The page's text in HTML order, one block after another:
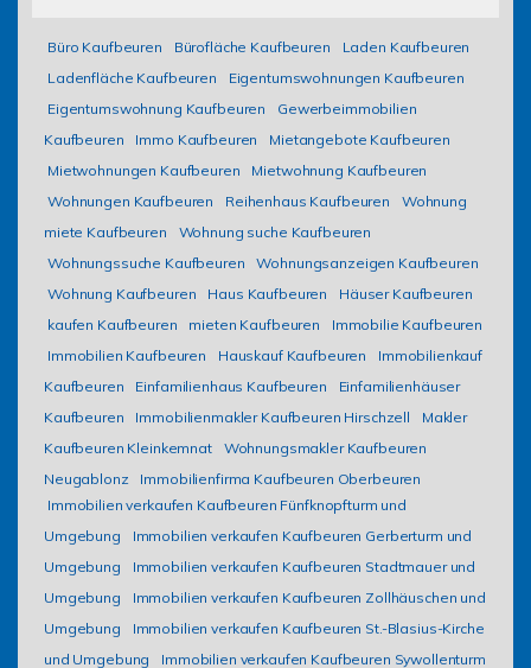
Büro Kaufbeuren Bürofläche Kaufbeuren
Laden Kaufbeuren
Ladenfläche Kaufbeuren
Eigentumswohnungen Kaufbeuren
Eigentumswohnung Kaufbeuren
Gewerbeimmobilien
Kaufbeuren
Immo Kaufbeuren
Mietangebote Kaufbeuren
Mietwohnungen Kaufbeuren
Mietwohnung Kaufbeuren
Wohnungen Kaufbeuren
Reihenhaus Kaufbeuren
Wohnung
miete Kaufbeuren
Wohnung suche Kaufbeuren
Wohnungssuche Kaufbeuren
Wohnungsanzeigen Kaufbeuren
Wohnung Kaufbeuren
Haus Kaufbeuren
Häuser Kaufbeuren
kaufen Kaufbeuren
mieten Kaufbeuren
Immobilie Kaufbeuren
Immobilien Kaufbeuren
Hauskauf Kaufbeuren
Immobilienkauf
Kaufbeuren
Einfamilienhaus Kaufbeuren
Einfamilienhäuser
Kaufbeuren
Immobilienmakler Kaufbeuren Hirschzell
Makler
Kaufbeuren Kleinkemnat
Wohnungsmakler Kaufbeuren
Neugablonz
Immobilienfirma Kaufbeuren Oberbeuren
Immobilien verkaufen Kaufbeuren Fünfknopfturm und
Umgebung
Immobilien verkaufen Kaufbeuren Gerberturm und
Umgebung
Immobilien verkaufen Kaufbeuren Stadtmauer und
Umgebung
Immobilien verkaufen Kaufbeuren Zollhäuschen und
Umgebung
Immobilien verkaufen Kaufbeuren St.-Blasius-Kirche
und Umgebung
Immobilien verkaufen Kaufbeuren Sywollenturm